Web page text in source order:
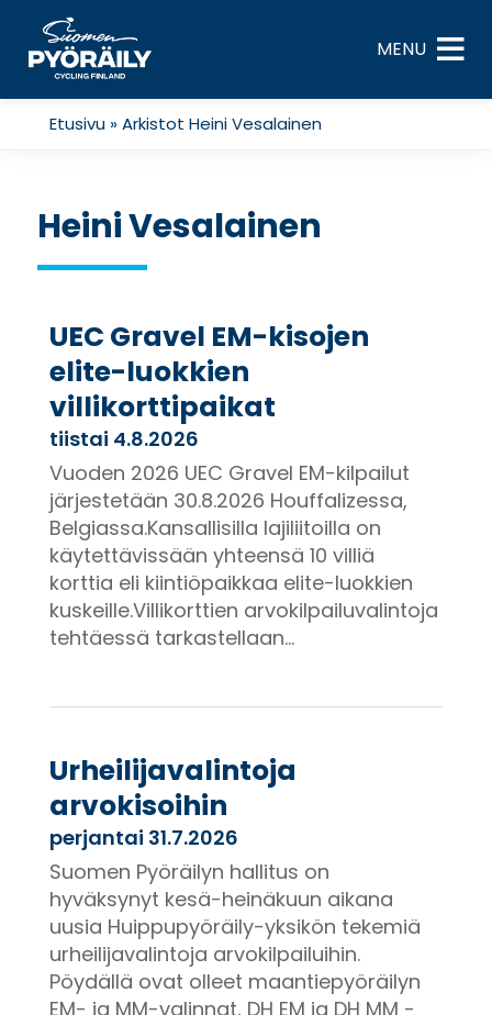
content
MENU
Etusivu»Arkistot Heini Vesalainen
Heini Vesalainen
UEC Gravel EM-kisojen
elite-luokkien
villikorttipaikat
tiistai 4.8.2026
Vuoden 2026 UEC Gravel EM-kilpailut
järjestetään 30.8.2026 Houffalizessa,
Belgiassa.Kansallisilla lajiliitoilla on
käytettävissään yhteensä 10 villiä
korttia eli kiintiöpaikkaa elite-luokkien
kuskeille.Villikorttien arvokilpailuvalintoja
tehtäessä tarkastellaan...
Urheilijavalintoja
arvokisoihin
perjantai 31.7.2026
Suomen Pyöräilyn hallitus on
hyväksynyt kesä-heinäkuun aikana
uusia Huippupyöräily-yksikön tekemiä
urheilijavalintoja arvokilpailuihin.
Pöydällä ovat olleet maantiepyöräilyn
EM- ja MM-valinnat, DH EM ja DH MM -